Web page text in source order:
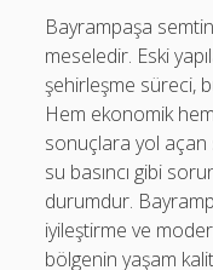
Bayrampaşa
meseledir. Eski
şehirleşme süreci,
Hem ekonomik
sonuçlara yol açan
su basıncı gibi
durumdur.
iyileştirme ve
bölgenin yaşam